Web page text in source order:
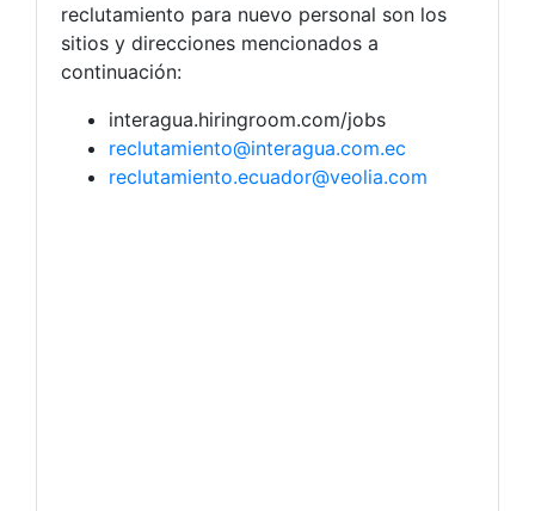
reclutamiento para nuevo personal son los
sitios y direcciones mencionados a
continuación:
interagua.hiringroom.com/jobs
reclutamiento@interagua.com.ec
reclutamiento.ecuador@veolia.com